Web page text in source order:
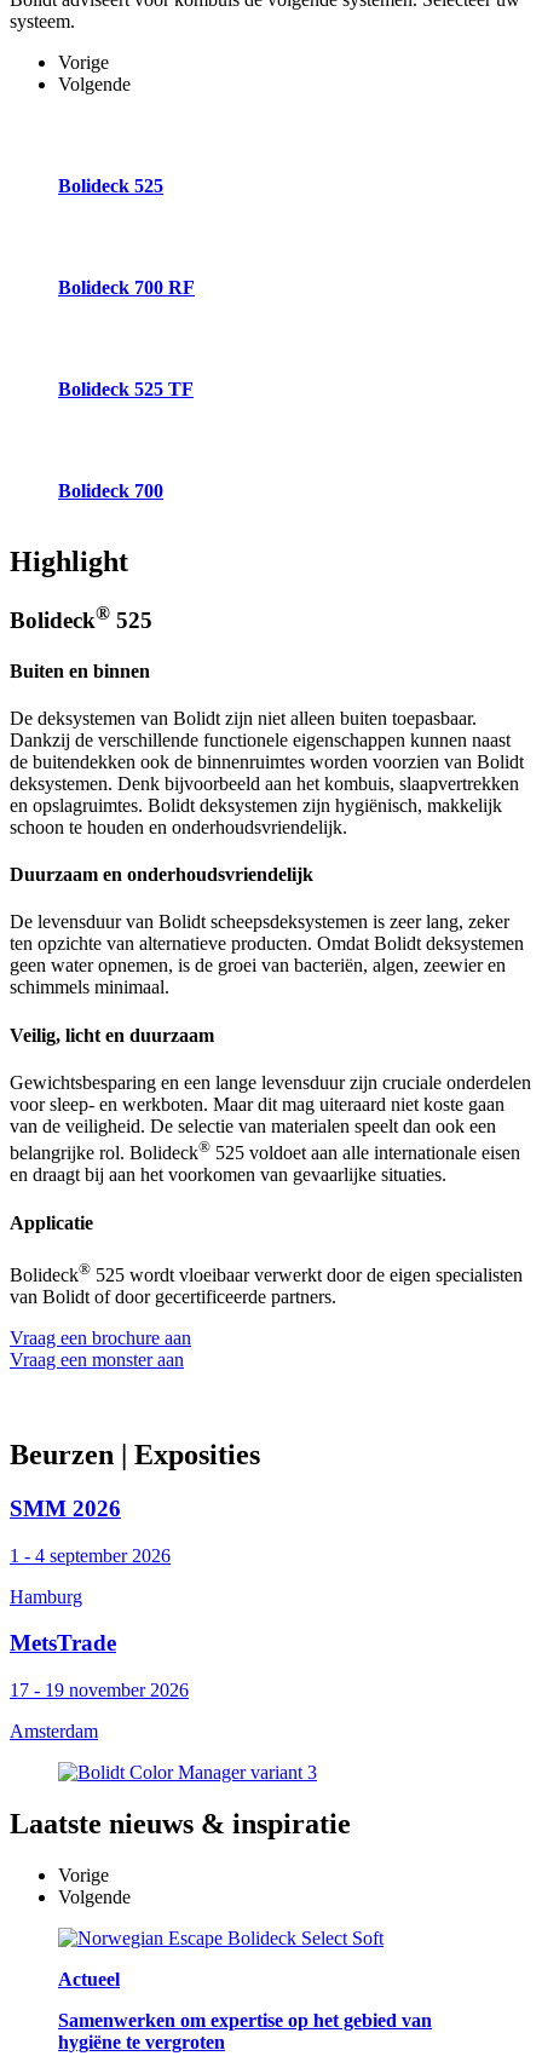
systeem.
Vorige
Volgende
Bolideck 525
Bolideck 700 RF
Bolideck 525 TF
Bolideck 700
Highlight
Bolideck® 525
Buiten en binnen
De deksystemen van Bolidt zijn niet alleen buiten toepasbaar.
Dankzij de verschillende functionele eigenschappen kunnen naast
de buitendekken ook de binnenruimtes worden voorzien van Bolidt
deksystemen. Denk bijvoorbeeld aan het kombuis, slaapvertrekken
en opslagruimtes. Bolidt deksystemen zijn hygiënisch, makkelijk
schoon te houden en onderhoudsvriendelijk.
Duurzaam en onderhoudsvriendelijk
De levensduur van Bolidt scheepsdeksystemen is zeer lang, zeker
ten opzichte van alternatieve producten. Omdat Bolidt deksystemen
geen water opnemen, is de groei van bacteriën, algen, zeewier en
schimmels minimaal.
Veilig, licht en duurzaam
Gewichtsbesparing en een lange levensduur zijn cruciale onderdelen
voor sleep- en werkboten. Maar dit mag uiteraard niet koste gaan
van de veiligheid. De selectie van materialen speelt dan ook een
belangrijke rol. Bolideck® 525 voldoet aan alle internationale eisen
en draagt bij aan het voorkomen van gevaarlijke situaties.
Applicatie
Bolideck® 525 wordt vloeibaar verwerkt door de eigen specialisten
van Bolidt of door gecertificeerde partners.
Vraag een brochure aan
Vraag een monster aan
Beurzen | Exposities
SMM 2026
1 - 4 september 2026
Hamburg
MetsTrade
17 - 19 november 2026
Amsterdam
Laatste nieuws & inspiratie
Vorige
Volgende
Actueel
Samenwerken om expertise op het gebied van
hygiëne te vergroten